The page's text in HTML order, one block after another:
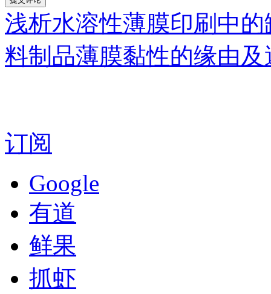
浅析水溶性薄膜印刷中
料制品薄膜黏性的缘由
订阅
Google
有道
鲜果
抓虾